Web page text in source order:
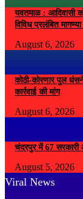
यवतमाळ : आदिवासी
विविध प्रलंबित मागण्या
August 6, 2026
कोठी-कोरणार पुल
कार्रवाई की मांग
August 6, 2026
चंद्रपुर में 67 सरकारी
August 5, 2026
Viral News